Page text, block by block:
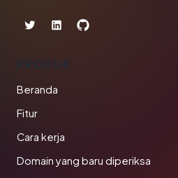
PRODUK
Beranda
Fitur
Cara kerja
Domain yang baru diperiksa